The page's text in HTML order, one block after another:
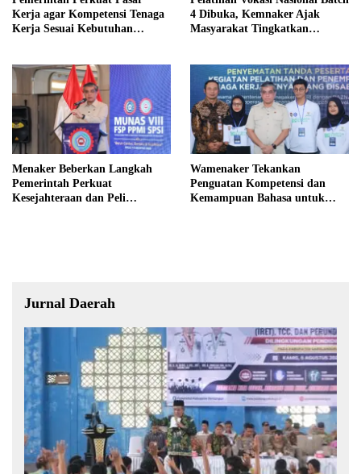
Kerja agar Kompetensi Tenaga
Kerja Sesuai Kebutuhan
4 Dibuka, Kemnaker Ajak
Masyarakat Tingkatkan
Menaker Beberkan Langkah
Pemerintah Perkuat
Kesejahteraan dan Peli
Wamenaker Tekankan
Penguatan Kompetensi dan
Kemampuan Bahasa untuk
Jurnal Daerah